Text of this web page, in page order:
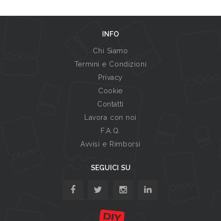
INFO
Chi Siamo
Termini e Condizioni
Privacy
Cookie
Contatti
Lavora con noi
F.A.Q.
Avvisi e Rimborsi
SEGUICI SU